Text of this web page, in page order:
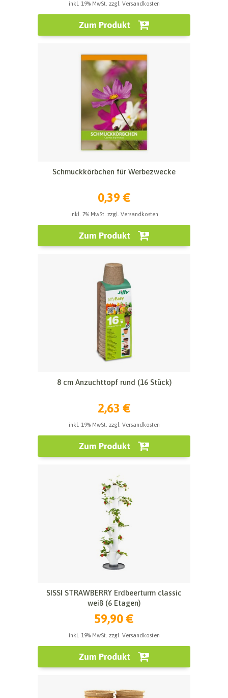
inkl. 19% MwSt. zzgl. Versandkosten
Zum Produkt
Schmuckkörbchen für Werbezwecke
0,39 €
inkl. 7% MwSt. zzgl. Versandkosten
Zum Produkt
8 cm Anzuchttopf rund (16 Stück)
2,63 €
inkl. 19% MwSt. zzgl. Versandkosten
Zum Produkt
SISSI STRAWBERRY Erdbeerturm classic
weiß (6 Etagen)
59,90 €
inkl. 19% MwSt. zzgl. Versandkosten
Zum Produkt